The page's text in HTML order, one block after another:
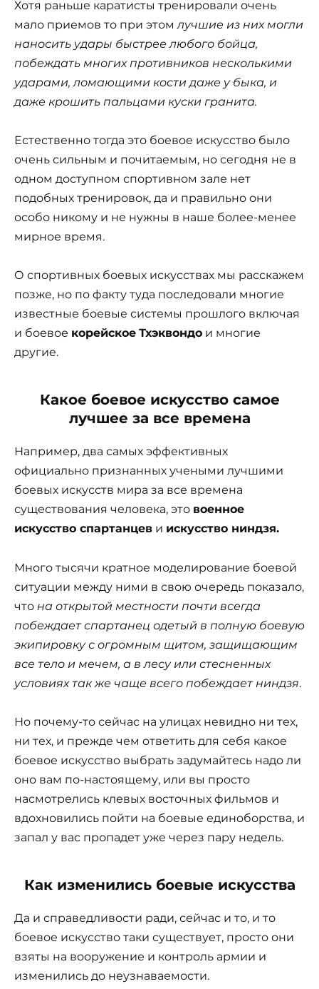
Хотя раньше каратисты тренировали очень
мало приемов то при этомлучшие из них могли
наносить удары быстрее любого бойца,
побеждать многих противников несколькими
ударами, ломающими кости даже у быка, и
даже крошить пальцами куски гранита.
Естественно тогда это боевое искусство было
очень сильным и почитаемым, но сегодня не в
одном доступном спортивном зале нет
подобных тренировок, да и правильно они
особо никому и не нужны в наше более-менее
мирное время.
О спортивных боевых искусствах мы расскажем
позже, но по факту туда последовали многие
известные боевые системы прошлого включая
и боевое корейское Тхэквондо и многие
другие.
Какое боевое искусство самое
лучшее за все времена
Например, два самых эффективных
официально признанных учеными лучшими
боевых искусств мира за все времена
существования человека, это военное
искусство спартанцев и искусство ниндзя.
Много тысячи кратное моделирование боевой
ситуации между ними в свою очередь показало,
что на открытой местности почти всегда
побеждает спартанец одетый в полную боевую
экипировку с огромным щитом, защищающим
все тело и мечем, а в лесу или стесненных
условиях так же чаще всего побеждает ниндзя.
Но почему-то сейчас на улицах невидно ни тех,
ни тех, и прежде чем ответить для себя какое
боевое искусство выбрать задумайтесь надо ли
оно вам по-настоящему, или вы просто
насмотрелись клевых восточных фильмов и
вдохновились пойти на боевые единоборства, и
запал у вас пропадет уже через пару недель.
Как изменились боевые искусства
Да и справедливости ради, сейчас и то, и то
боевое искусство таки существует, просто они
взяты на вооружение и контроль армии и
изменились до неузнаваемости.